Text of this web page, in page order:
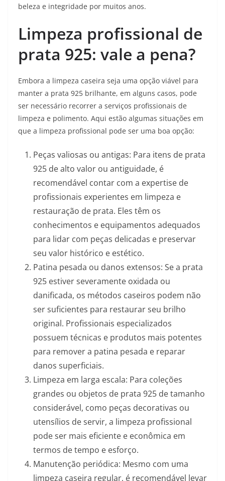
beleza e integridade por muitos anos.
Limpeza profissional de
prata 925: vale a pena?
Embora a limpeza caseira seja uma opção viável para
manter a prata 925 brilhante, em alguns casos, pode
ser necessário recorrer a serviços profissionais de
limpeza e polimento. Aqui estão algumas situações em
que a limpeza profissional pode ser uma boa opção:
Peças valiosas ou antigas: Para itens de prata
925 de alto valor ou antiguidade, é
recomendável contar com a expertise de
profissionais experientes em limpeza e
restauração de prata. Eles têm os
conhecimentos e equipamentos adequados
para lidar com peças delicadas e preservar
seu valor histórico e estético.
Patina pesada ou danos extensos: Se a prata
925 estiver severamente oxidada ou
danificada, os métodos caseiros podem não
ser suficientes para restaurar seu brilho
original. Profissionais especializados
possuem técnicas e produtos mais potentes
para remover a patina pesada e reparar
danos superficiais.
Limpeza em larga escala: Para coleções
grandes ou objetos de prata 925 de tamanho
considerável, como peças decorativas ou
utensílios de servir, a limpeza profissional
pode ser mais eficiente e econômica em
termos de tempo e esforço.
Manutenção periódica: Mesmo com uma
limpeza caseira regular, é recomendável levar